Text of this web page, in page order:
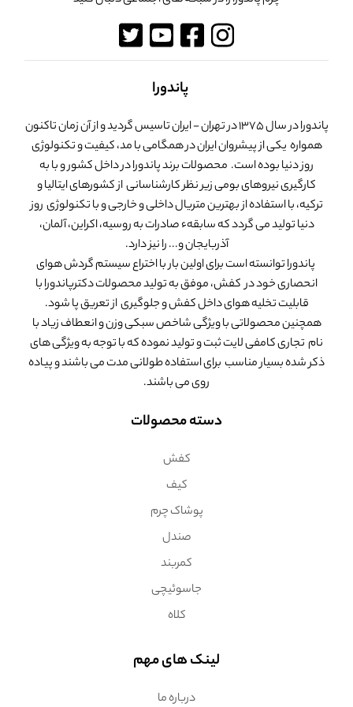
پاندورا
پاندورا در سال 1375 در تهران - ایران تاسیس گردید و از آن زمان تاکنون
همواره یکی از پیشروان ایران در همگامی با مد، کیفیت و تکنولوژی
روز دنیا بوده است. محصولات برند پاندورا در داخل کشور و با به
کارگیری نیروهای بومی زیر نظر کارشناسانی از کشورهای ایتالیا و
ترکیه، با استفاده از بهترین متریال داخلی و خارجی و با تکنولوژی روز
دنیا تولید می گردد که سابقهء صادرات به روسیه، اکراین، آلمان،
آذربایجان و... را نیز دارد.
پاندورا توانسته است برای اولین بار با اختراع سیستم گردش هوای
انحصاری خود در کفش، موفق به تولید محصولات دکترپاندورا با
قابلیت تخلیه هوای داخل کفش و جلوگیری از تعریق پا شود.
همچنین محصولاتی با ویژگی شاخص سبکی وزن و انعطاف زیاد با
نام تجاری کامفی لایت ثبت و تولید نموده که با توجه به ویژگی های
ذکر شده بسیار مناسب برای استفاده طولانی مدت می باشند و پیاده
روی می باشند.
دسته محصولات
کفش
کیف
پوشاک چرم
صندل
کمربند
جاسوئیچی
کلاه
لینک های مهم
درباره ما